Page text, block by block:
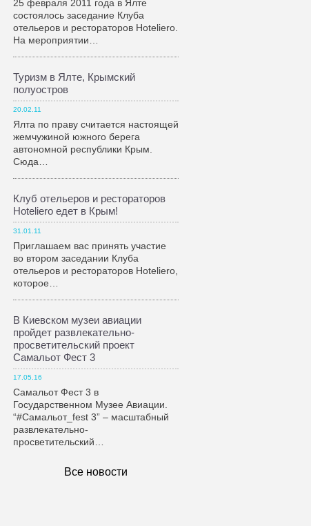
25 февраля 2011 года в Ялте
состоялось заседание Клуба
отельеров и рестораторов Hoteliero.
На мероприятии…
Туризм в Ялте, Крымский
полуостров
20.02.11
Ялта по праву считается настоящей
жемчужиной южного берега
автономной республики Крым.
Сюда…
Клуб отельеров и рестораторов
Hoteliero едет в Крым!
31.01.11
Приглашаем вас принять участие
во втором заседании Клуба
отельеров и рестораторов Hoteliero,
которое…
В Киевском музеи авиации
пройдет развлекательно-
просветительский проект
Самальот Фест 3
17.05.16
Самальот Фест 3 в
Государственном Музее Авиации.
“#Самальот_fest 3” – масштабный
развлекательно-
просветительский…
Все новости